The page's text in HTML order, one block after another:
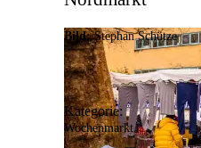
Bild: Stephan Schütze
Kategorie:
Wochenmarkt